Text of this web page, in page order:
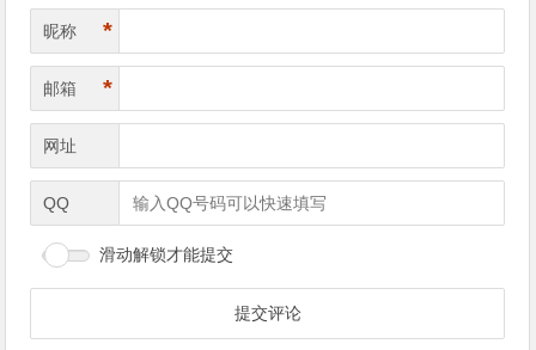
昵称 *
邮箱 *
网址
QQ
滑动解锁才能提交